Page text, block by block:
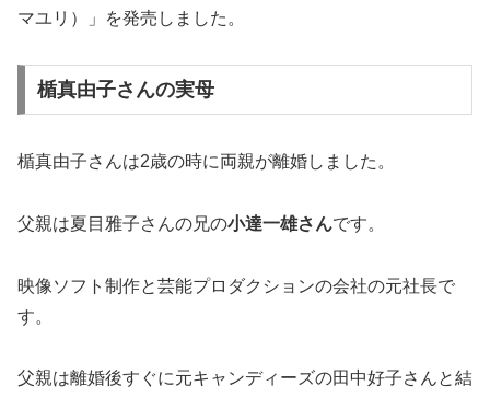
マユリ）」を発売しました。
楯真由子さんの実母
楯真由子さんは2歳の時に両親が離婚しました。
父親は夏目雅子さんの兄の小達一雄さんです。
映像ソフト制作と芸能プロダクションの会社の元社長で
す。
父親は離婚後すぐに元キャンディーズの田中好子さんと結